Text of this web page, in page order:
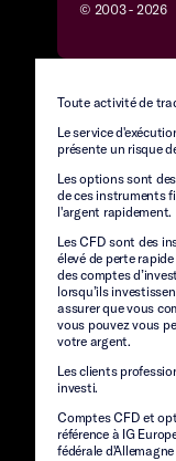
© 2003 - 2026
Toute activité de
Le service
présente un risque
Les options sont
de ces instruments
l'argent rapidement.
Les CFD sont des
élevé de perte
des comptes
lorsqu’ils
assurer que vous
vous pouvez vous
votre argent.
Les clients
investi.
Comptes CFD et
référence à IG
fédérale